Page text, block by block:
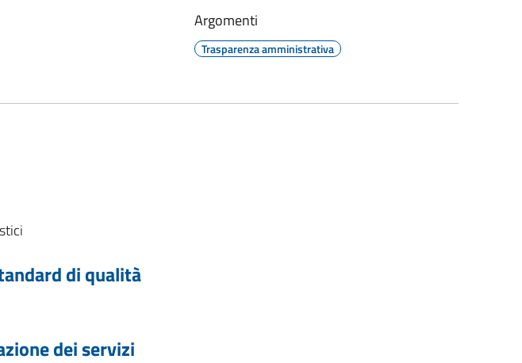
Argomenti
Trasparenza amministrativa
di qualità
dei servizi